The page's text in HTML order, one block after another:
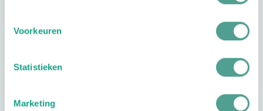
Voorkeuren
Statistieken
Marketing